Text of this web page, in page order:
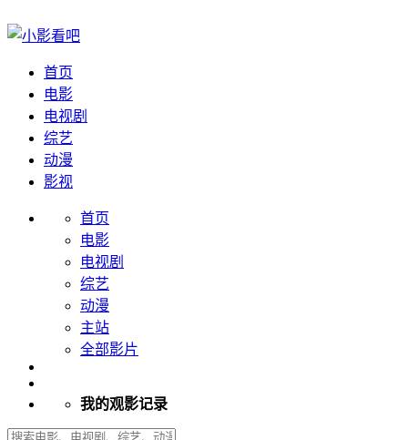
首页
电影
电视剧
综艺
动漫
影视
首页
电影
电视剧
综艺
动漫
主站
全部影片
我的观影记录